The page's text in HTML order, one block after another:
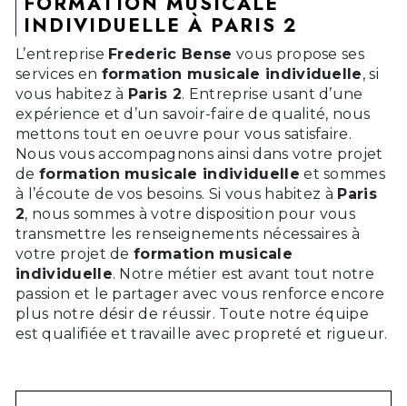
INDIVIDUELLE À PARIS 2
L’entreprise Frederic Bense vous propose ses
services en formation musicale individuelle, si
vous habitez à Paris 2. Entreprise usant d’une
expérience et d’un savoir-faire de qualité, nous
mettons tout en oeuvre pour vous satisfaire.
Nous vous accompagnons ainsi dans votre projet
de formation musicale individuelle et sommes
à l’écoute de vos besoins. Si vous habitez à Paris
2, nous sommes à votre disposition pour vous
transmettre les renseignements nécessaires à
votre projet deformation musicale
individuelle. Notre métier est avant tout notre
passion et le partager avec vous renforce encore
plus notre désir de réussir. Toute notre équipe
est qualifiée et travaille avec propreté et rigueur.